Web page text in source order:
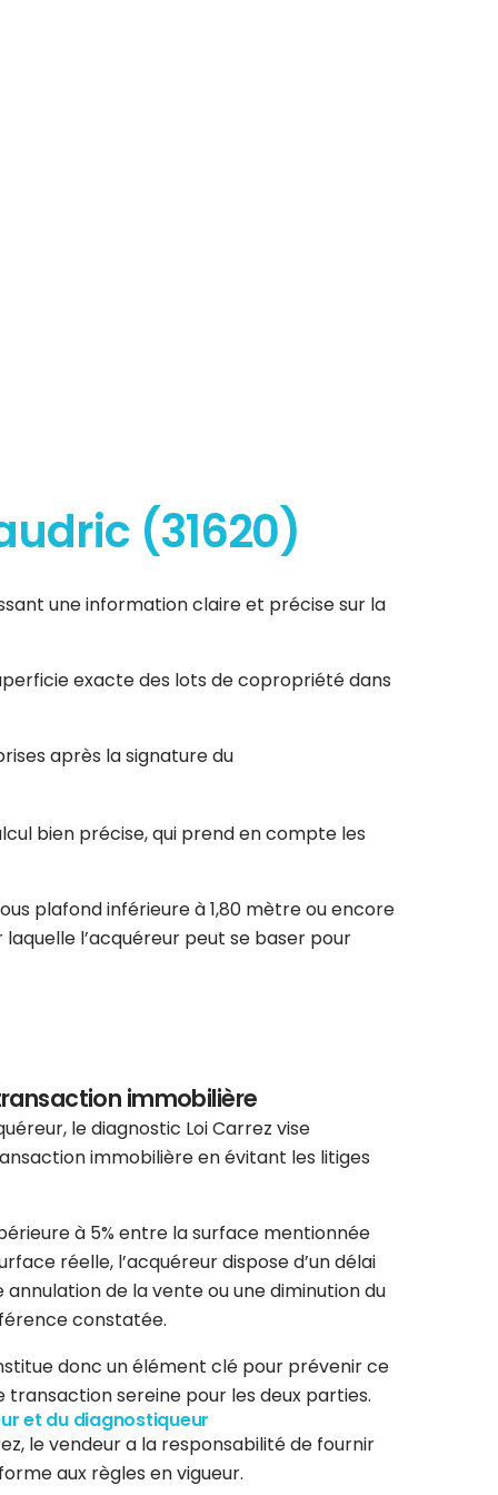
(31620)
une information claire et précise sur la
exacte des lots de copropriété dans
après la signature du
bien précise, qui prend en compte les
plafond inférieure à 1,80 mètre ou encore
l’acquéreur peut se baser pour
immobilière
le diagnostic Loi Carrez vise
immobilière en évitant les litiges
à 5% entre la surface mentionnée
réelle, l’acquéreur dispose d’un délai
annulation de la vente ou une diminution du
constatée.
donc un élément clé pour prévenir ce
transaction sereine pour les deux parties.
et du diagnostiqueur
le vendeur a la responsabilité de fournir
aux règles en vigueur.